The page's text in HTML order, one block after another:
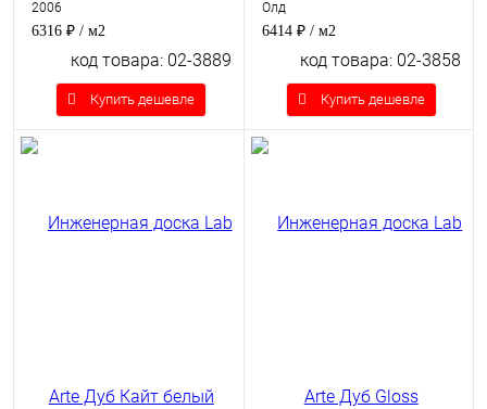
2006
6316 ₽ / м2
код товара: 02-3889
Купить дешевле
Олд
6414 ₽ / м2
код товара: 02-3858
Купить дешевле